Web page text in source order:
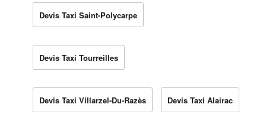
Devis Taxi Saint-Polycarpe
Devis Taxi Tourreilles
Devis Taxi Villarzel-Du-Razès Devis Taxi Alairac